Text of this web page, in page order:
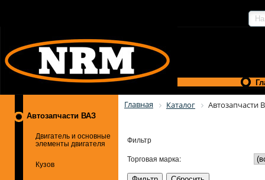
Автозапчасти ВАЗ
Двигатель и основные
элементы двигателя
Кузов
Главная Каталог Автозапчасти
Фильтр
Торговая марка: